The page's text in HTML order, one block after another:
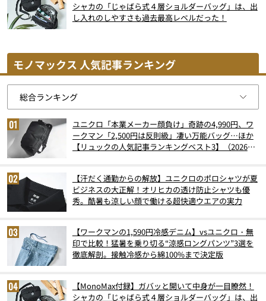
シャカの「じゃばら式４層ショルダーバッグ」は、出
し入れのしやすさも過去最高レベルだった！
モノマックス 人気記事ランキング
ユニクロ「本業メーカー顔負け」奇跡の4,990円、ワ
ークマン「2,500円は反則級」凄い万能バッグ…ほか
【リュックの人気記事ランキングベスト3】（2026年
【汗だく通勤からの解放】ユニクロのポロシャツが夏
ビジネスの大正解！オリヒカの透け防止シャツも優
秀。酷暑も涼しい顔で働ける超快適ウエアの実力
【ワークマンの1,590円冷感デニム】vsユニクロ・無
印で比較！猛暑を乗り切る“涼感ロングパンツ”3選を
徹底解剖。接触冷感から綿100%まで決定版
【MonoMax付録】ガバッと開いて中身が一目瞭然！
シャカの「じゃばら式４層ショルダーバッグ」は、出